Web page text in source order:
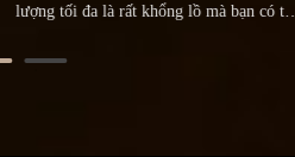
lượng tối đa là rất khổng lồ mà bạn có thể